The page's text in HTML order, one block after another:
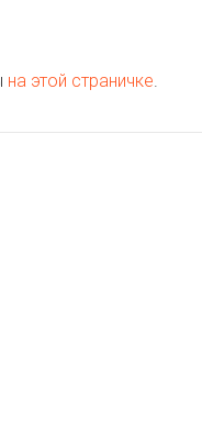
на этой страничке